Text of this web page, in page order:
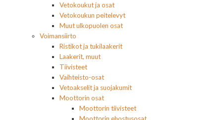
Vetokoukut ja osat
Vetokoukun peitelevyt
Muut ulkopuolen osat
Voimansiirto
Ristikot ja tukilaakerit
Laakerit, muut
Tiivisteet
Vaihteisto-osat
Vetoakselit ja suojakumit
Moottorin osat
Moottorin tiivisteet
Moottorin ehostusosat